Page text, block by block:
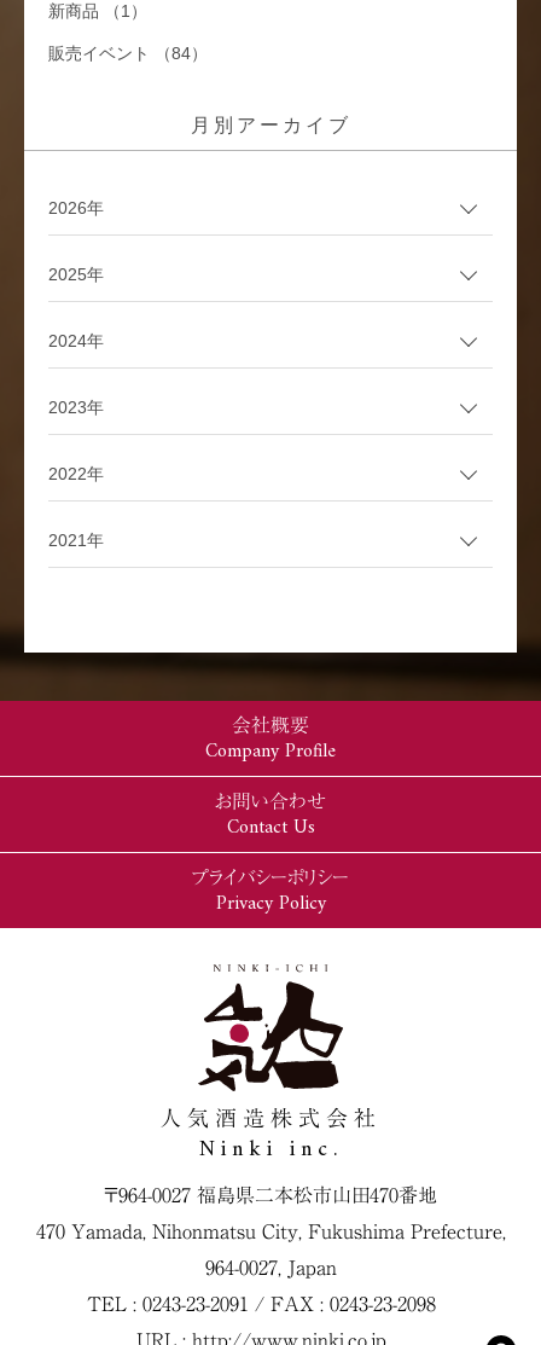
新商品 （1）
販売イベント （84）
月別アーカイブ
2026年
2025年
2024年
2023年
2022年
2021年
会社概要
Company Profile
お問い合わせ
Contact Us
プライバシーポリシー
Privacy Policy
人気酒造株式会社
Ninki inc.
〒964-0027 福島県二本松市山田470番地
470 Yamada, Nihonmatsu City, Fukushima Prefecture,
964-0027, Japan
TEL : 0243-23-2091 / FAX : 0243-23-2098
URL : http://www.ninki.co.jp